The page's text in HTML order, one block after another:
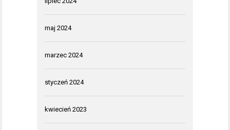
maj 2024
marzec 2024
styczeń 2024
kwiecień 2023